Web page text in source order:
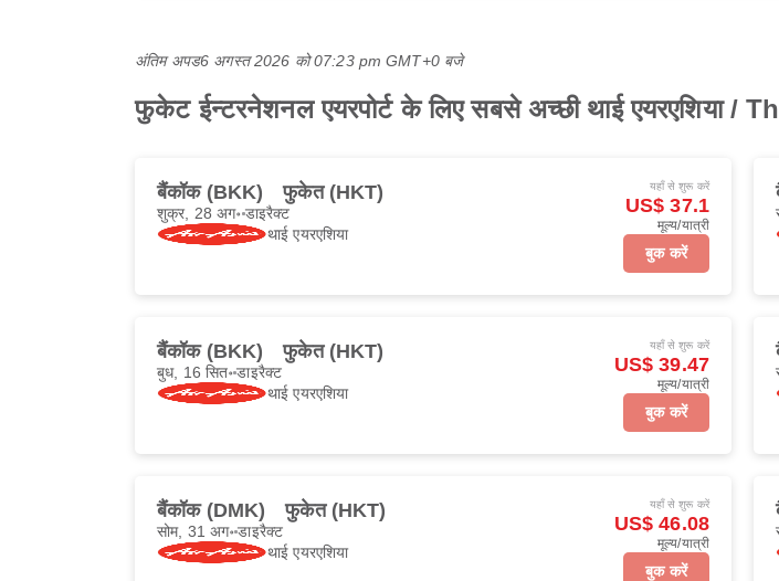
अंतिम अपड6 अगस्त 2026 को 07:23 pm GMT+0 बजे
फुकेट ईन्टरनेशनल एयरपोर्ट के लिए सबसे अच्छी थाई एयरएशिया /
बैंकॉक (BKK) फुकेत (HKT)
शुक्र, 28 अग॰ डाइरैक्ट
थाई एयरएशिया
यहाँ से शुरू करें
US$ 37.1
मूल्य/यात्री
बुक करें
बैंकॉक (BKK) फुकेत (HKT)
बुध, 16 सित॰डाइरैक्ट
थाई एयरएशिया
यहाँ से शुरू करें
US$ 39.47
मूल्य/यात्री
बुक करें
बैंकॉक (DMK) फुकेत (HKT)
सोम, 31 अग॰डाइरैक्ट
थाई एयरएशिया
यहाँ से शुरू करें
US$ 46.08
मूल्य/यात्री
बुक करें